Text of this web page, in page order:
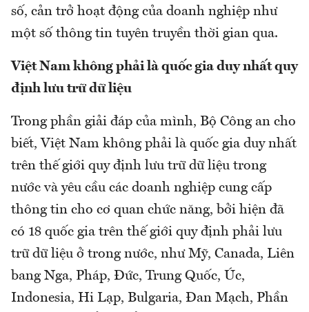
số, cản trở hoạt động của doanh nghiệp như
một số thông tin tuyên truyền thời gian qua.
Việt Nam không phải là quốc gia duy nhất quy
định lưu trữ dữ liệu
Trong phần giải đáp của mình, Bộ Công an cho
biết, Việt Nam không phải là quốc gia duy nhất
trên thế giới quy định lưu trữ dữ liệu trong
nước và yêu cầu các doanh nghiệp cung cấp
thông tin cho cơ quan chức năng, bởi hiện đã
có 18 quốc gia trên thế giới quy định phải lưu
trữ dữ liệu ở trong nước, như Mỹ, Canada, Liên
bang Nga, Pháp, Đức, Trung Quốc, Úc,
Indonesia, Hi Lạp, Bulgaria, Đan Mạch, Phần